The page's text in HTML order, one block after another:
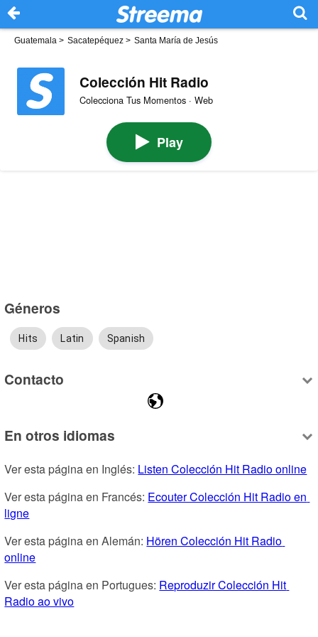
Guatemala > Sacatepéquez > Santa María de Jesús
Colección Hit Radio
Colecciona Tus Momentos · Web
Play
Géneros
Hits Latin Spanish
Contacto
En otros idiomas
Ver esta página en Inglés: Listen Colección Hit Radio online
Ver esta página en Francés: Ecouter Colección Hit Radio en
ligne
Ver esta página en Alemán: Hören Colección Hit Radio
online
Ver esta página en Portugues: Reproduzir Colección Hit
Radio ao vivo